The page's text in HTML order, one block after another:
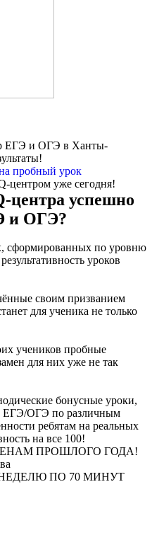
ЕГЭ и ОГЭ в Ханты-
пробный урок
центром уже сегодня!
центра успешно
и ОГЭ?
сформированных по уровню
уроков
своим призванием
для ученика не только
учеников пробные
для них уже не так
бонусные уроки,
ЕГЭ/ОГЭ по различным
ребятам на реальных
на все 100!
ПРОШЛОГО ГОДА!
ПО 70 МИНУТ